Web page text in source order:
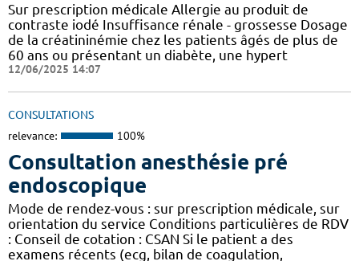
Sur prescription médicale Allergie au produit de
contraste iodé Insuffisance rénale - grossesse Dosage
de la créatininémie chez les patients âgés de plus de
60 ans ou présentant un diabète, une hypert
12/06/2025 14:07
CONSULTATIONS
relevance: 100%
Consultation anesthésie pré
endoscopique
Mode de rendez-vous : sur prescription médicale, sur
orientation du service Conditions particulières de RDV
: Conseil de cotation : CSAN Si le patient a des
examens récents (ecg, bilan de coagulation,